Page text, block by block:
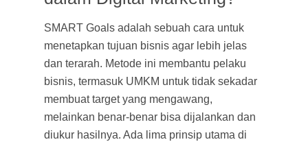
SMART Goals adalah sebuah cara untuk
menetapkan tujuan bisnis agar lebih jelas
dan terarah. Metode ini membantu pelaku
bisnis, termasuk UMKM untuk tidak sekadar
membuat target yang mengawang,
melainkan benar-benar bisa dijalankan dan
diukur hasilnya. Ada lima prinsip utama di